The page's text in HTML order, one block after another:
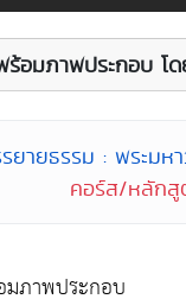
อมภาพประกอบ โ
ยายธรรม : พระมห
คอร์ส/หลักสู
มภาพประกอบ